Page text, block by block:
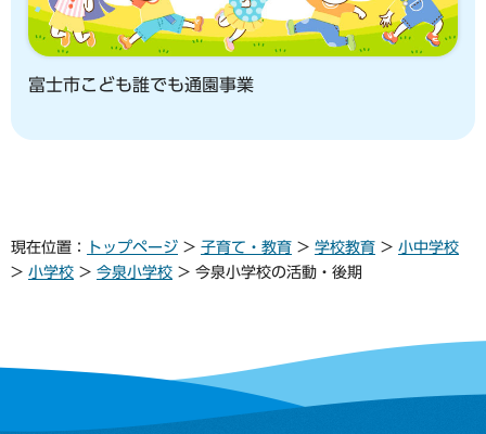
富士市こども誰でも通園事業
現在位置： トップページ > 子育て・教育 > 学校教育 > 小中学校
> 小学校 > 今泉小学校 > 今泉小学校の活動・後期